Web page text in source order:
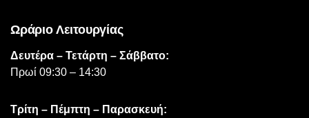
Ωράριο Λειτουργίας
Δευτέρα – Τετάρτη – Σάββατο:
Πρωί 09:30 – 14:30
Τρίτη – Πέμπτη – Παρασκευή: